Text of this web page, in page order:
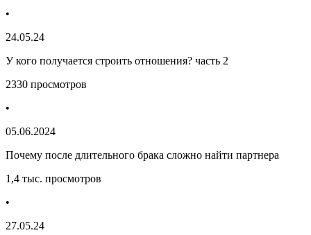
•
24.05.24
У кого получается строить отношения? часть 2
2330 просмотров
•
05.06.2024
Почему после длительного брака сложно найти партнера
1,4 тыс. просмотров
•
27.05.24